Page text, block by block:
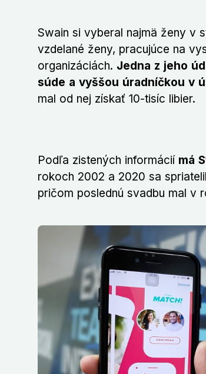
Swain si vyberal najmä ženy v
vzdelané ženy, pracujúce na
organizáciách. Jedna z jeho
súde a vyššou úradníčkou v
mal od nej získať 10-tisíc libier.
Podľa zistených informácií má
rokoch 2002 a 2020 sa
pričom poslednú svadbu mal v